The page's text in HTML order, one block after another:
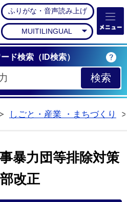
石岡市公式ホームペー
ふりがな・音声読み上げ
MUITILINGUAL
ド検索（ID検索）
しごと・産業 ・まちづくり
暴力団等排除対策
改正